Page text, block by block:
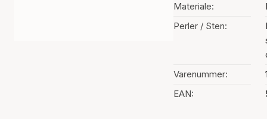
Materiale:
Perler / Sten:
Varenummer:
EAN: